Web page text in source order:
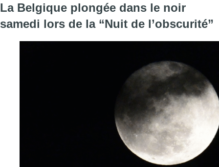
La Belgique plongée dans le noir
samedi lors de la “Nuit de l’obscurité”